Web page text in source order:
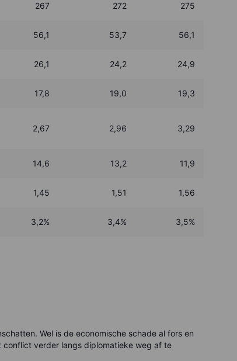
267 272 275
56,1 53,7 56,1
26,1 24,2 24,9
17,8 19,0 19,3
2,67 2,96 3,29
14,6 13,2 11,9
1,45 1,51 1,56
3,2% 3,4% 3,5%
Wel is de economische schade al fors en
verder langs diplomatieke weg af te